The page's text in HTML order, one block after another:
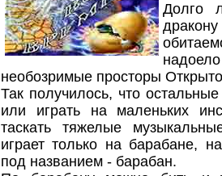
Долго
необозримые просторы
Так получилось, что
или играть на маленьких
таскать тяжелые
играет только на барабане,
под названием - барабан.